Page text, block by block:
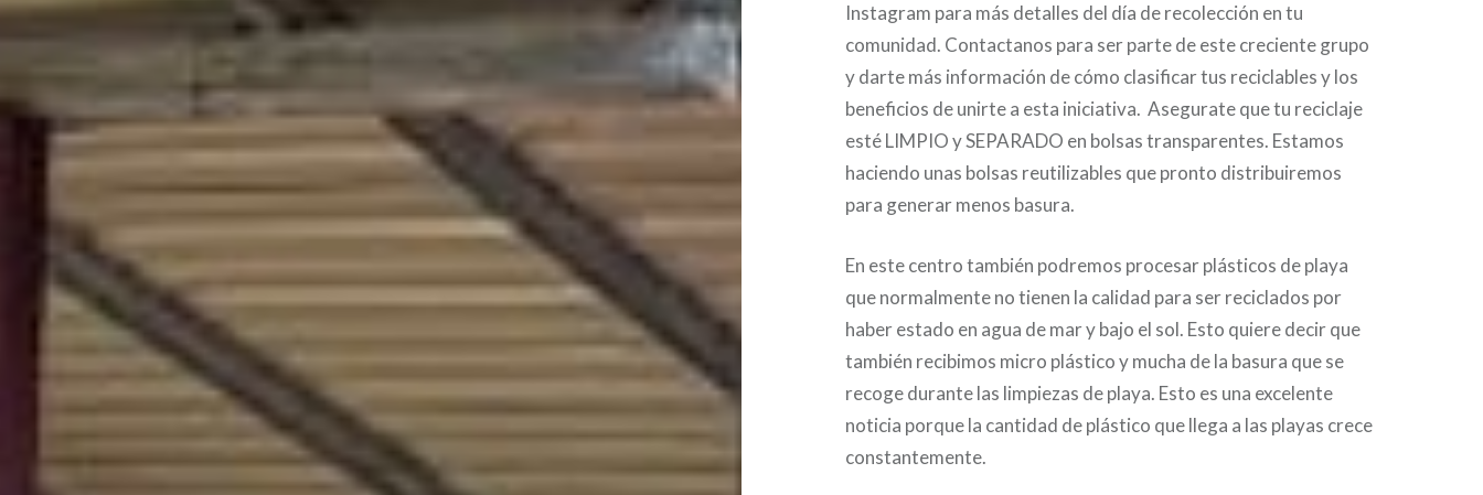
Instagram para más detalles del día de recolección en tu
comunidad. Contactanos para ser parte de este creciente grupo
y darte más información de cómo clasificar tus reciclables y los
beneficios de unirte a esta iniciativa. Asegurate que tu reciclaje
esté LIMPIO y SEPARADO en bolsas transparentes. Estamos
haciendo unas bolsas reutilizables que pronto distribuiremos
para generar menos basura.
En este centro también podremos procesar plásticos de playa
que normalmente no tienen la calidad para ser reciclados por
haber estado en agua de mar y bajo el sol. Esto quiere decir que
también recibimos micro plástico y mucha de la basura que se
recoge durante las limpiezas de playa. Esto es una excelente
noticia porque la cantidad de plástico que llega a las playas crece
constantemente.